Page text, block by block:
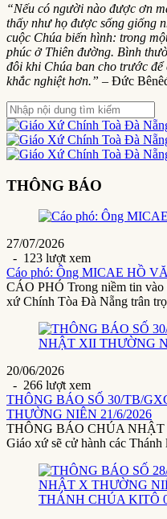
“Nếu có người nào được ơn
thấy như họ được sống giống
cuộc Chúa biến hình: trong
phúc ở Thiên đường. Bình
đôi khi Chúa ban cho trước
khắc nghiệt hơn.” – Đức
THÔNG BÁO
27/07/2026
- 123 lượt xem
Cáo phó: Ông MICAE HỒ
CÁO PHÓ Trong niềm tin
xứ Chính Tòa Đà Nẵng trân
20/06/2026
- 266 lượt xem
THÔNG BÁO SỐ 30/TB/
THƯỜNG NIÊN 21/6/2026
THÔNG BÁO CHÚA NHẬT
Giáo xứ sẽ cử hành các